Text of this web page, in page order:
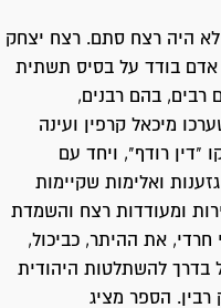
היה רצח סתם. רצח יצחק
אדם בודד על בסיס תשתית
רבים, בהם רבנים,
מיכאל קרפין ועינה
"דין רודף", ויחד עם
ואלימות שקיימות
ומעודדות רצח והשמדת
חרדי, את ההיתר, כביכול,
להשתלטות היהודית
הספר מציג